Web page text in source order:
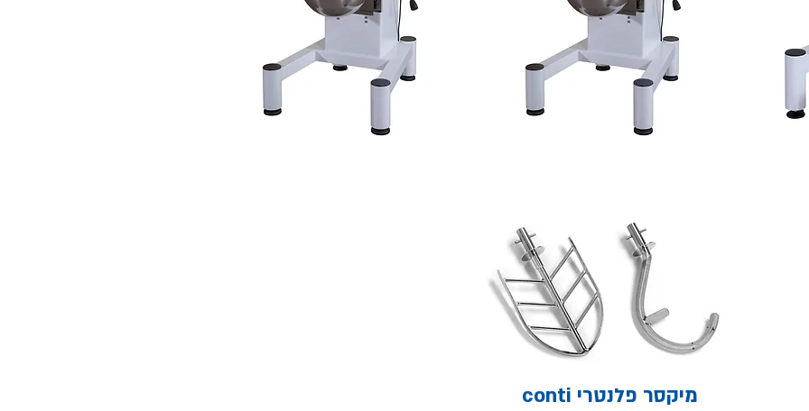
conti מיקסר פלנטרי